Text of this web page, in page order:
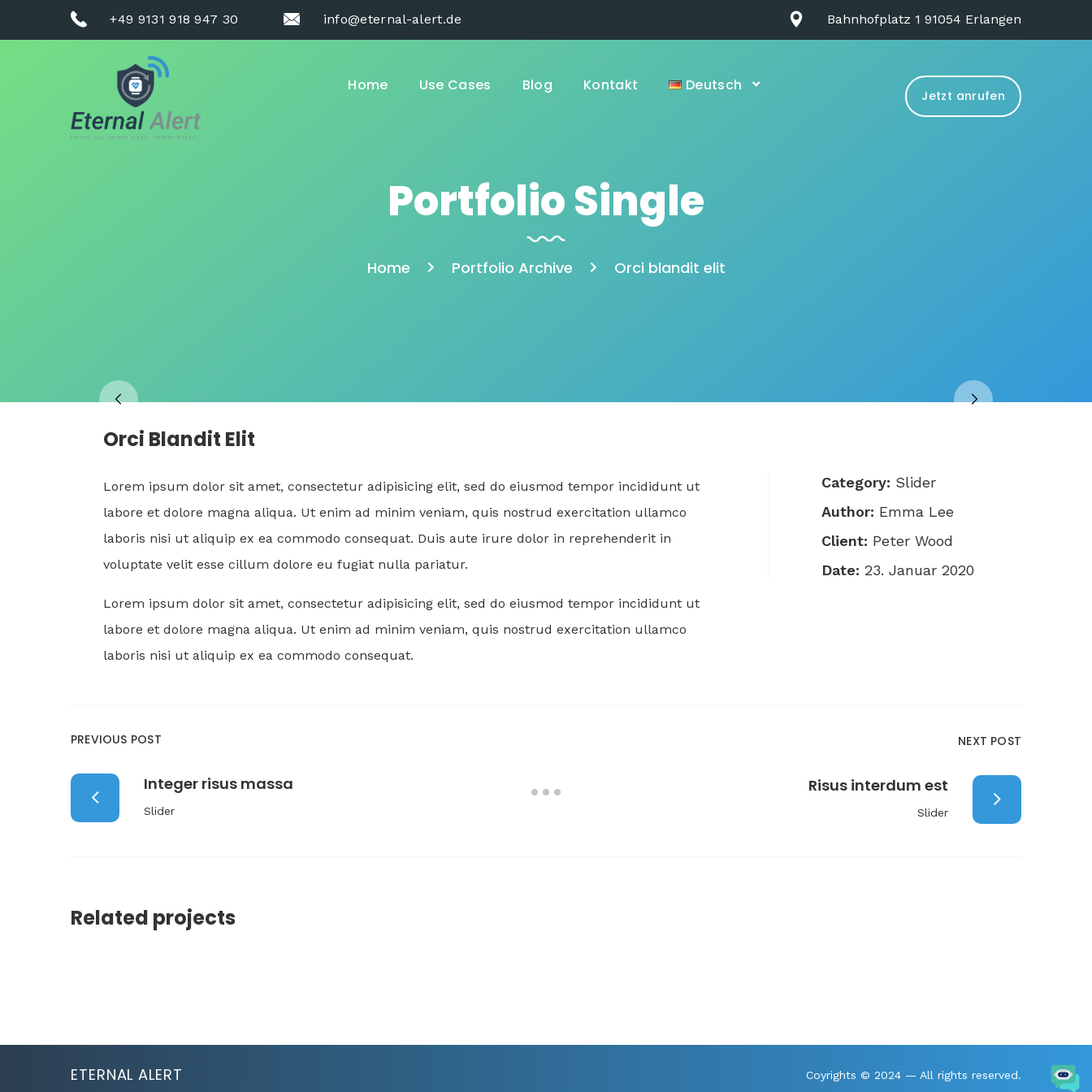
+49 9131 918 947 30 info@eternal-alert.de Bahnhofplatz 1 91054 Erlangen
Home Use Cases Blog Kontakt Deutsch
Jetzt anrufen
Portfolio Single
Home Portfolio Archive Orci blandit elit
Orci Blandit Elit
Lorem ipsum dolor sit amet, consectetur adipisicing elit, sed do eiusmod tempor incididunt ut
labore et dolore magna aliqua. Ut enim ad minim veniam, quis nostrud exercitation ullamco
laboris nisi ut aliquip ex ea commodo consequat. Duis aute irure dolor in reprehenderit in
voluptate velit esse cillum dolore eu fugiat nulla pariatur.
Lorem ipsum dolor sit amet, consectetur adipisicing elit, sed do eiusmod tempor incididunt ut
labore et dolore magna aliqua. Ut enim ad minim veniam, quis nostrud exercitation ullamco
laboris nisi ut aliquip ex ea commodo consequat.
Category: Slider
Author: Emma Lee
Client: Peter Wood
Date: 23. Januar 2020
PREVIOUS POST
Integer risus massa
Slider
NEXT POST
Risus interdum est
Slider
Related projects
ETERNAL ALERT Coyrights © 2024 — All rights reserved.